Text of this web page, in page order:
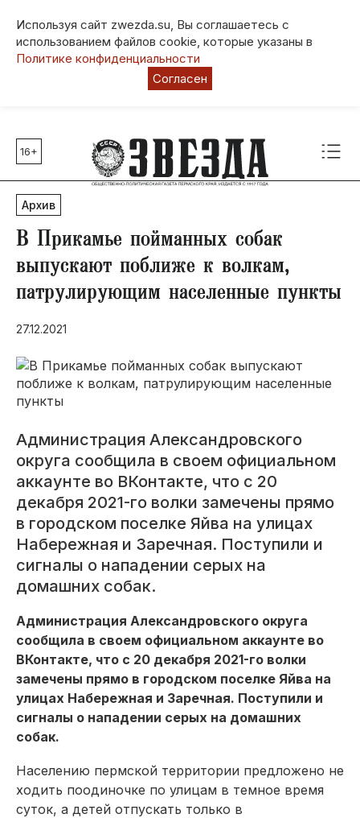
Используя сайт zwezda.su, Вы соглашаетесь с
использованием файлов cookie, которые указаны в
Политике конфиденциальности
Согласен
Главные темы
80 лет Победы
Молодежная столица РФ
СВО
Выборы в Пермском крае
Социальная поддержка
Инфраструктура
Благоустройство
16+
Архив
В Прикамье пойманных собак
выпускают поближе к волкам,
патрулирующим населенные пункты
27.12.2021
Администрация Александровского
округа сообщила в своем официальном
аккаунте во ВКонтакте, что с 20
декабря 2021-го волки замечены прямо
в городском поселке Яйва на улицах
Набережная и Заречная. Поступили и
сигналы о нападении серых на
домашних собак.
Администрация Александровского округа
сообщила в своем официальном аккаунте во
ВКонтакте, что с 20 декабря 2021-го волки
замечены прямо в городском поселке Яйва на
улицах Набережная и Заречная. Поступили и
сигналы о нападении серых на домашних
собак.
Населению пермской территории предложено не
ходить поодиночке по улицам в темное время
суток, а детей отпускать только в